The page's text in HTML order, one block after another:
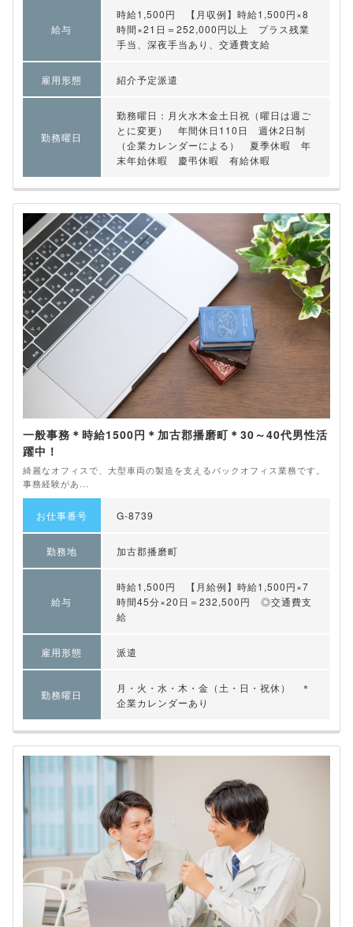
給与
時給1,500円 【月収例】時給1,500円×8
時間×21日＝252,000円以上 プラス残業
手当、深夜手当あり、交通費支給
雇用形態 紹介予定派遣
勤務曜日
勤務曜日：月火水木金土日祝（曜日は週ご
とに変更） 年間休日110日 週休2日制
（企業カレンダーによる） 夏季休暇 年
末年始休暇 慶弔休暇 有給休暇
一般事務＊時給1500円＊加古郡播磨町＊30～40代男性活
躍中！
綺麗なオフィスで、大型車両の製造を支えるバックオフィス業務です。
事務経験があ...
お仕事番号 G-8739
勤務地 加古郡播磨町
給与
時給1,500円 【月給例】時給1,500円×7
時間45分×20日＝232,500円 ◎交通費支
給
雇用形態 派遣
勤務曜日
月・火・水・木・金（土・日・祝休） ＊
企業カレンダーあり